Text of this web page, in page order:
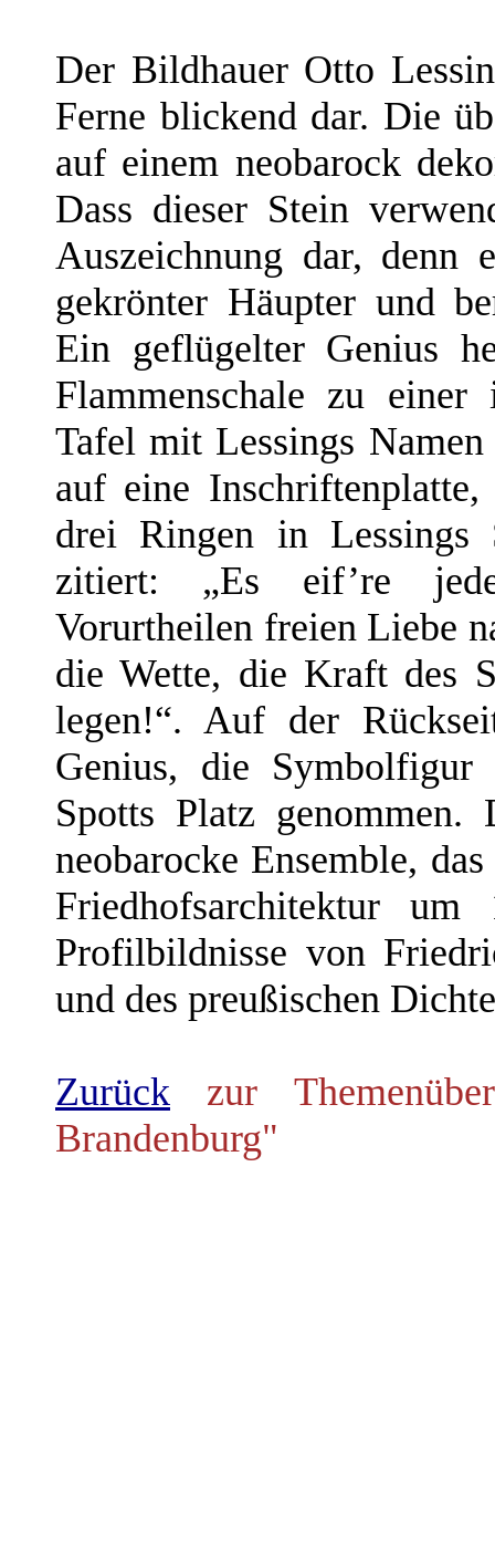
Der Bildhauer Otto
Ferne blickend dar. Die
auf einem neobarock
Dass dieser Stein
Auszeichnung dar,
gekrönter Häupter und
Ein geflügelter Genius
Flammenschale zu einer
Tafel mit Lessings
auf eine
drei Ringen in Lessings
zitiert: „Es eif’re
Vorurtheilen freien Liebe
die Wette, die Kraft des
legen!“. Auf der
Genius, die
Spotts Platz genommen.
neobarocke Ensemble,
Friedhofsarchitektur
Profilbildnisse von
und des preußischen
Zurück zur
Brandenburg"